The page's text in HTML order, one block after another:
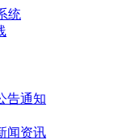
统
告通知
闻资讯